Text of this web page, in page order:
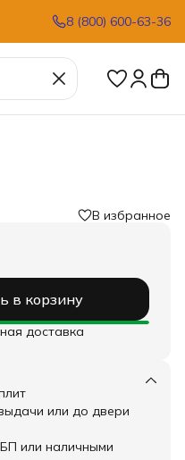
8 (800) 600-63-36
В избранное
в корзину
доставка
или до двери
или наличными